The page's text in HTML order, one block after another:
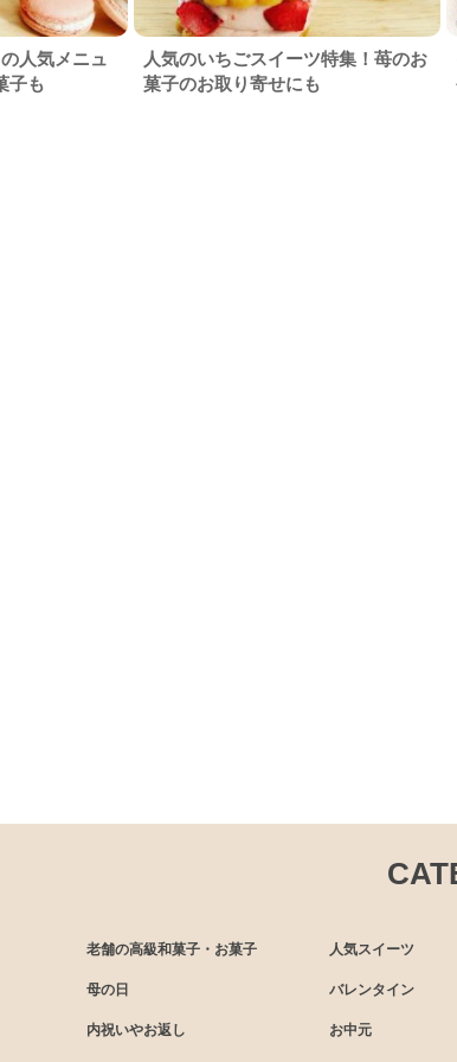
人気メニュ
子も
人気のいちごスイーツ特集！苺のお
菓子のお取り寄せにも
老舗の高級和菓子・お菓子 人気スイーツ
母の日 バレンタイン
内祝いやお返し お中元